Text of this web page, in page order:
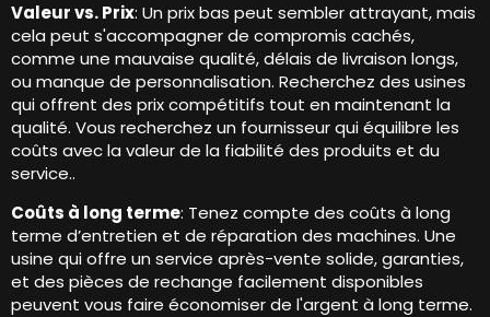
Valeur vs. Prix: Un prix bas peut sembler attrayant, mais
cela peut s'accompagner de compromis cachés,
comme une mauvaise qualité, délais de livraison longs,
ou manque de personnalisation. Recherchez des usines
qui offrent des prix compétitifs tout en maintenant la
qualité. Vous recherchez un fournisseur qui équilibre les
coûts avec la valeur de la fiabilité des produits et du
service..
Coûts à long terme: Tenez compte des coûts à long
terme d’entretien et de réparation des machines. Une
usine qui offre un service après-vente solide, garanties,
et des pièces de rechange facilement disponibles
peuvent vous faire économiser de l'argent à long terme.